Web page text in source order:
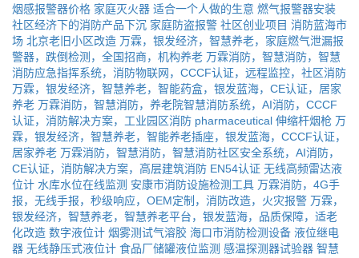
烟感报警器价格 家庭灭火器 适合一个人做的生意 燃气报警器安装
社区经济下的消防产品下沉 家庭防盗报警 社区创业项目 消防蓝海市
场 北京老旧小区改造 万霖，银发经济，智慧养老，家庭燃气泄漏报
警器，跌倒检测，全国招商，机构养老 万霖消防，智慧消防，智慧
消防应急指挥系统，消防物联网，CCCF认证，远程监控，社区消防
万霖，银发经济，智慧养老，智能药盒，银发蓝海，CE认证，居家
养老 万霖消防，智慧消防，养老院智慧消防系统，AI消防，CCCF
认证，消防解决方案，工业园区消防 pharmaceutical 伸缩杆烟枪 万
霖，银发经济，智慧养老，智能养老插座，银发蓝海，CCCF认证，
居家养老 万霖消防，智慧消防，智慧消防社区安全系统，AI消防，
CE认证，消防解决方案，高层建筑消防 EN54认证 无线高频雷达液
位计 水库水位在线监测 安康市消防设施检测工具 万霖消防，4G手
报，无线手报，秒级响应，OEM定制，消防改造，火灾报警 万霖，
银发经济，智慧养老，智慧养老平台，银发蓝海，品质保障，适老
化改造 数字液位计 烟雾测试气溶胶 海口市消防检测设备 液位继电
器 无线静压式液位计 食品厂储罐液位监测 感温探测器试验器 智慧